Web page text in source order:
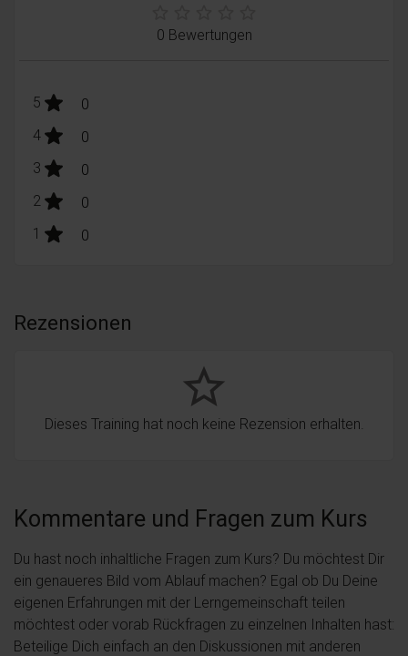
0 Bewertungen
5 stars: 0
Bewertungen
4stars: 0
Bewertungen
3 stars: 0
Bewertungen
2 stars: 0
Bewertungen
1 stars: 0
Bewertungen
Rezensionen
star_border
Dieses Training hat noch keine Rezension erhalten.
Kommentare und Fragen zum Kurs
Du hast noch inhaltliche Fragen zum Kurs? Du möchtest Dir
ein genaueres Bild vom Ablauf machen? Egal ob Du Deine
eigenen Erfahrungen mit der Lerngemeinschaft teilen
möchtest oder vorab Rückfragen zu einzelnen Inhalten hast:
Beteilige Dich einfach an den Diskussionen mit anderen